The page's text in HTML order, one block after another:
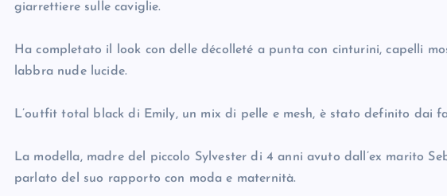
giarrettiere sulle caviglie.
Ha completato il look con delle décolleté a punta con cinturini, capelli
labbra nude lucide.
L’outfit total black di Emily, un mix di pelle e mesh, è stato definito dai
La modella, madre del piccolo Sylvester di 4 anni avuto dall’ex marito
parlato del suo rapporto con moda e maternità.